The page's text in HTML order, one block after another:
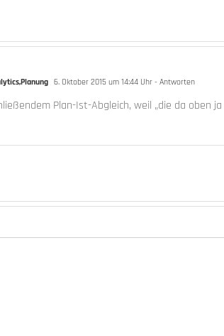
6. Oktober 2015 um 14:44 Uhr - Antworten
Plan-Ist-Abgleich, weil „die da oben